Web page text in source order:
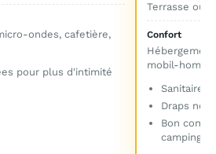
ondes, cafetière,
pour plus d'intimité
Terrasse ou
Confort
mobil-home
Sanitaires
Draps non
Bon
camping